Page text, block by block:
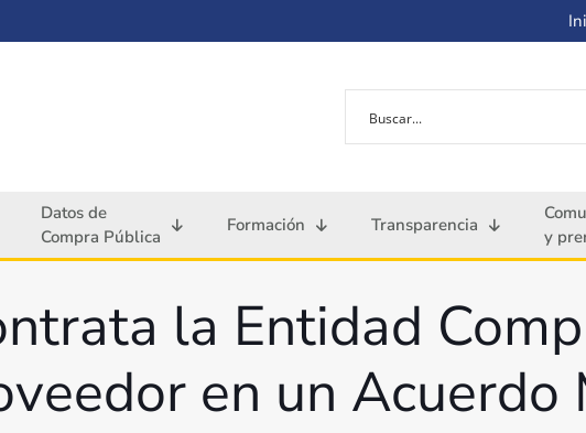
Datos de
Compra Pública
Formación Transparencia
y
la Entidad
en un Acuerdo